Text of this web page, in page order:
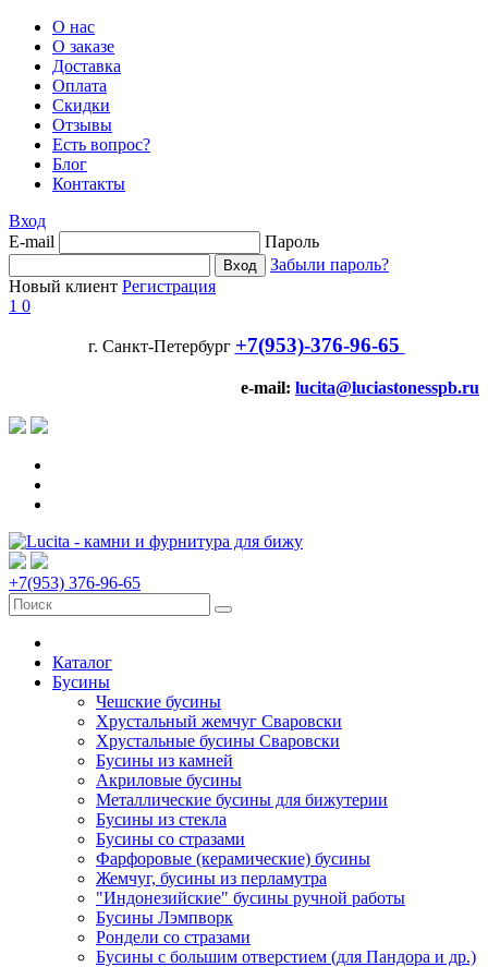
О нас
О заказе
Доставка
Оплата
Скидки
Отзывы
Есть вопрос?
Блог
Контакты
Вход
E-mail
Пароль
Забыли пароль?
Новый клиент Регистрация
1 0
г. Санкт-Петербург +7(953)-376-96-65
e-mail: lucita@luciastonesspb.ru
+7(953) 376-96-65
Каталог
Бусины
Чешские бусины
Хрустальный жемчуг Сваровски
Хрустальные бусины Сваровски
Бусины из камней
Акриловые бусины
Металлические бусины для бижутерии
Бусины из стекла
Бусины со стразами
Фарфоровые (керамические) бусины
Жемчуг, бусины из перламутра
"Индонезийские" бусины ручной работы
Бусины Лэмпворк
Рондели со стразами
Бусины с большим отверстием (для Пандора и др.)